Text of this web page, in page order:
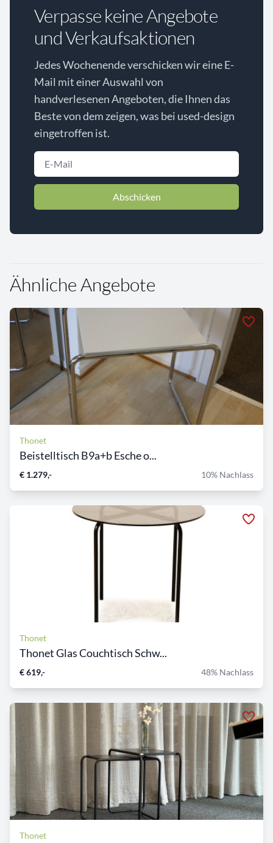
Verpasse keine Angebote
und Verkaufsaktionen
Jedes Wochenende verschicken wir eine E-
Mail mit einer Auswahl von
handverlesenen Angeboten, die Ihnen das
Beste von dem zeigen, was bei used-design
eingetroffen ist.
Abschicken
Ähnliche Angebote
Thonet
Beistelltisch B9a+b Esche o...
€ 1.279,- 10% Nachlass
Thonet
Thonet Glas Couchtisch Schw...
€ 619,- 48% Nachlass
Thonet